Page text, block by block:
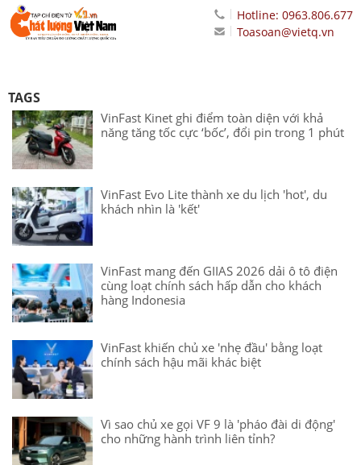
Hotline: 0963.806.677
Toasoan@vietq.vn
TAGS
VinFast Kinet ghi điểm toàn diện với khả
năng tăng tốc cực ‘bốc’, đổi pin trong 1 phút
VinFast Evo Lite thành xe du lịch 'hot', du
khách nhìn là 'kết'
VinFast mang đến GIIAS 2026 dải ô tô điện
cùng loạt chính sách hấp dẫn cho khách
hàng Indonesia
VinFast khiến chủ xe 'nhẹ đầu' bằng loạt
chính sách hậu mãi khác biệt
Vì sao chủ xe gọi VF 9 là 'pháo đài di động'
cho những hành trình liên tỉnh?